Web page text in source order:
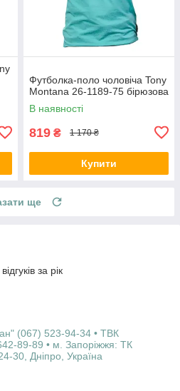
Футболка-поло чоловіча Tony
Montana 26-1189-75 бірюзова
В наявності
819 ₴ 1 170 ₴
Купити
ще
за рік
(067) 523-94-34 • ТВК
89-89 • м. Запоріжжя: ТК
30, Дніпро, Україна